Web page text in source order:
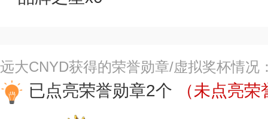
远大CNYD获得的荣誉勋章/虚拟奖杯情况
已点亮荣誉勋章2个 （未点亮